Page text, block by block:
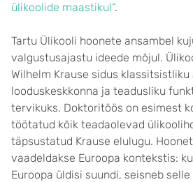
ülikoolide maastikul“.
Tartu Ülikooli hoonete ansambel
valgustusajastu ideede mõjul.
Wilhelm Krause sidus
looduskeskkonna ja teadusliku
tervikuks. Doktoritöös on esimest
töötatud kõik teadaolevad
täpsustatud Krause elulugu.
vaadeldakse Euroopa kontekstis:
Euroopa üldisi suundi, seisneb